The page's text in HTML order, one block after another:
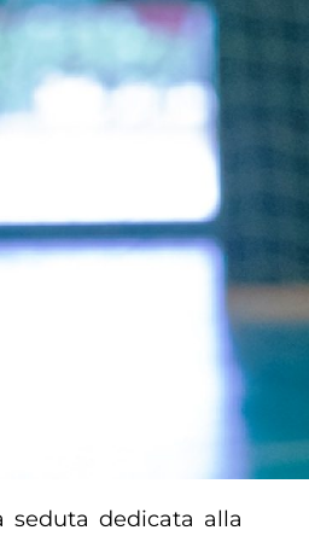
seduta dedicata alla